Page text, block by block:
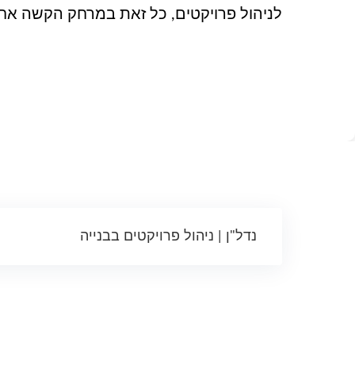
לניהול פרויקטים, כל זאת במרחק הקשה
נדל"ן | ניהול פרויקטים בבנייה